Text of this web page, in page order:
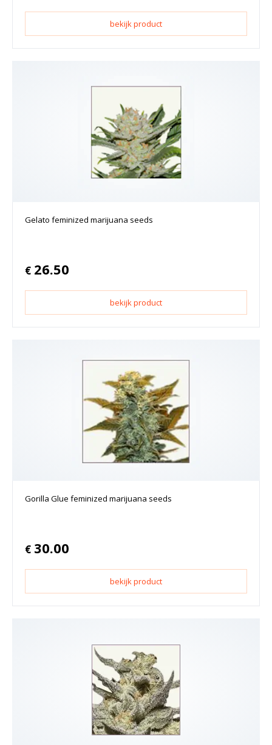
bekijk product
Gelato feminized marijuana seeds
€ 26.50
bekijk product
Gorilla Glue feminized marijuana seeds
€ 30.00
bekijk product